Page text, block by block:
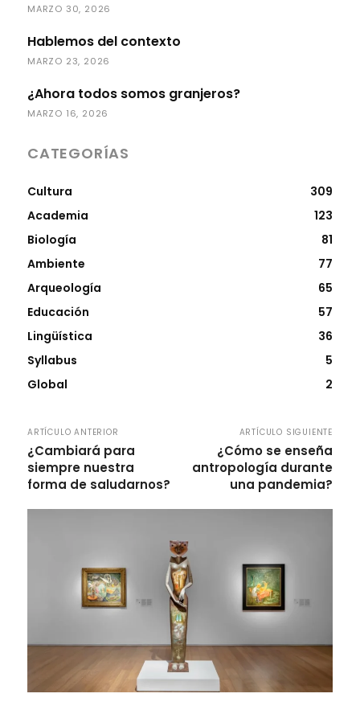
MARZO 30, 2026
Hablemos del contexto
MARZO 23, 2026
¿Ahora todos somos granjeros?
MARZO 16, 2026
CATEGORÍAS
Cultura
309
Academia
123
Biología
81
Ambiente
77
Arqueología
65
Educación
57
Lingüística
36
Syllabus
5
Global
2
ARTÍCULO ANTERIOR
¿Cambiará para
siempre nuestra
forma de saludarnos?
ARTÍCULO SIGUIENTE
¿Cómo se enseña
antropología durante
una pandemia?